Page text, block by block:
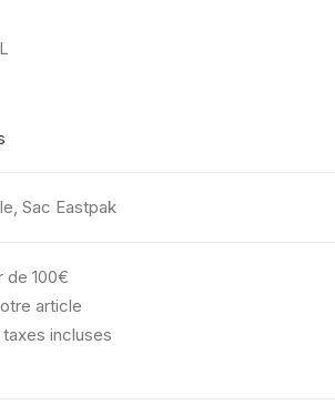
, Sac Eastpak
de 100€
article
incluses